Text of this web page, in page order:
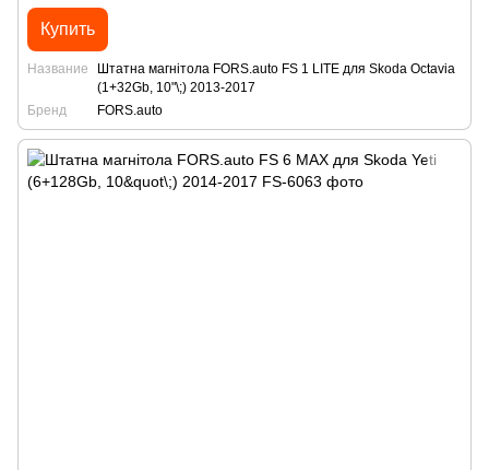
Купить
Название
Штатна магнітола FORS.auto FS 1 LITE для Skoda Octavia
(1+32Gb, 10"\;) 2013-2017
Бренд
FORS.auto